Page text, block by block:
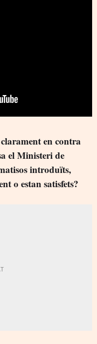
en contra
el Ministeri de
introduïts,
o estan satisfets?